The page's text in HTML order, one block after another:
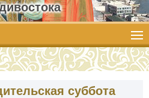
суббота